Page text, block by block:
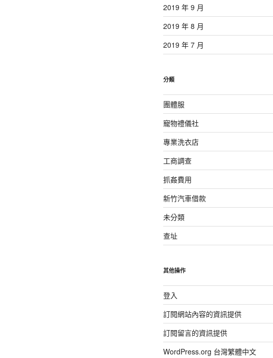
2019 年 9 月
2019 年 8 月
2019 年 7 月
分類
團體服
寵物禮儀社
專業洗衣店
工商調查
抓姦費用
新竹汽車借款
未分類
查址
其他操作
登入
訂閱網站內容的資訊提供
訂閱留言的資訊提供
WordPress.org 台灣繁體中文